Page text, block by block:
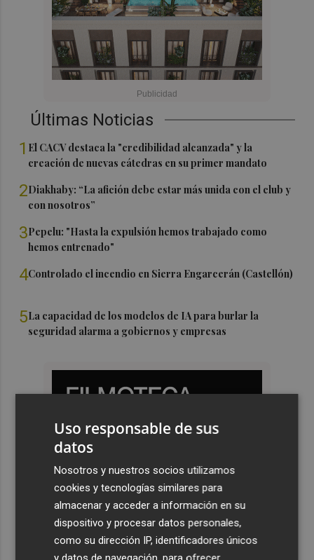
Últimas Noticias
1 El CACV destaca la "credibilidad alcanzada" y la
creación de nuevas cátedras en su primer mandato
2Diakhaby: “La afición debe estar más unida con el club y
con nosotros”
3Pepelu: "Hasta la expulsión hemos trabajado como
hemos entrenado"
4Controlado el incendio en Sierra Engarcerán (Castellón)
5La capacidad de los modelos de IA para burlar la
seguridad alarma a gobiernos y empresas
Uso responsable de sus
datos
Nosotros y nuestros socios utilizamos
cookies y tecnologías similares para
almacenar y acceder a información en su
dispositivo y procesar datos personales,
como su dirección IP, identificadores únicos